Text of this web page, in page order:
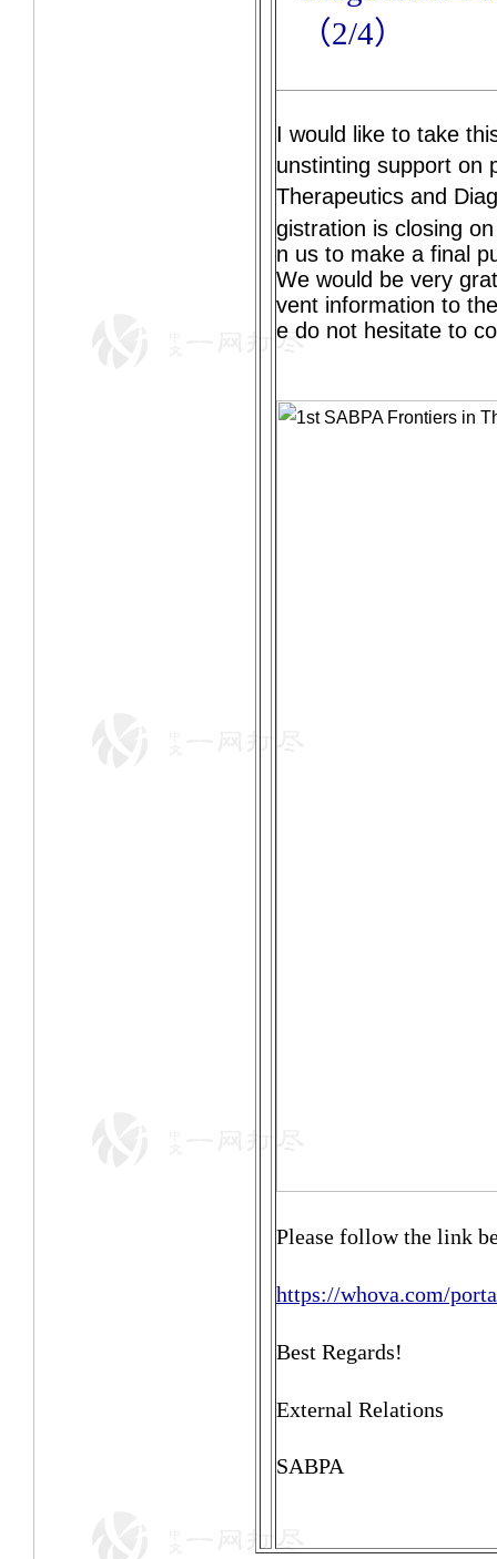
I would like to take
unstinting support on
Therapeutics and
gistration is closing on
n us to make a final
We would be very
vent information to
e do not hesitate to
Please follow the link
https://whova.com/
Best Regards!
External Relations
SABPA